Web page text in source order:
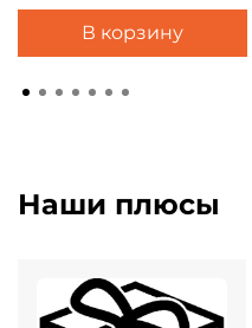
В корзину
Наши плюсы